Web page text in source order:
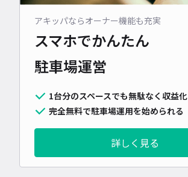
アキッパならオーナー機能も充実
スマホでかんたん
駐車場運営
1台分のスペースでも無駄なく収益化
完全無料で駐車場運用を始められる
詳しく見る